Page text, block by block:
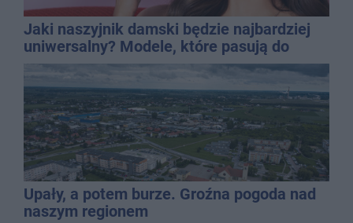
Jaki naszyjnik damski będzie najbardziej
uniwersalny? Modele, które pasują do
wielu stylizacji
Upały, a potem burze. Groźna pogoda nad
naszym regionem